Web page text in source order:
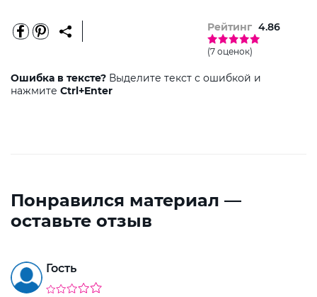
Рейтинг 4.86
(7 оценок)
Ошибка в тексте? Выделите текст с ошибкой и
нажмите Ctrl+Enter
Понравился материал —
оставьте отзыв
Гость